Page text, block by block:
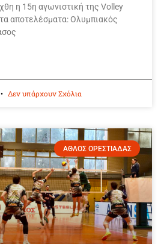
η 15η αγωνιστική της Volley
αποτελέσματα: Ολυμπιακός
Δεν υπάρχουν Σχόλια
ΑΘΛΟΣ ΟΡΕΣΤΙΑΔΑΣ